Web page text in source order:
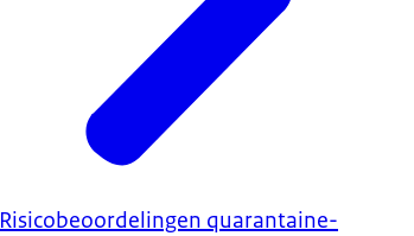
Risicobeoordelingen quarantaine-